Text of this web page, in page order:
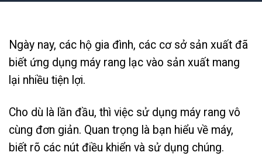
Ngày nay, các hộ gia đình, các cơ sở sản xuất đã
biết ứng dụng máy rang lạc vào sản xuất mang
lại nhiều tiện lợi.
Cho dù là lần đầu, thì việc sử dụng máy rang vô
cùng đơn giản. Quan trọng là bạn hiểu về máy,
biết rõ các nút điều khiển và sử dụng chúng.